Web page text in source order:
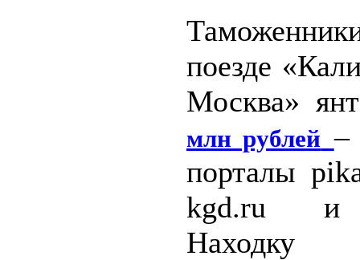
поезде
Москва»
млн рублей –
порталы
kgd.ru и
Находку